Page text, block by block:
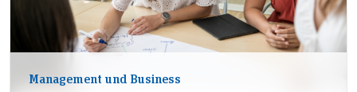
Management und Business